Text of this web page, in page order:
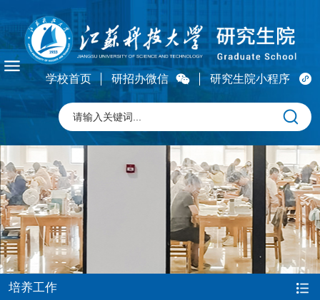
学校首页 研招办微信 研究生院小程序
培养工作